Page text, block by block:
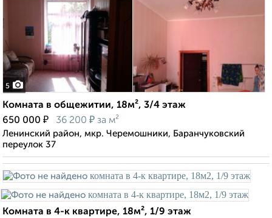
5
Комната в общежитии, 18м², 3/4 этаж
650 000 ₽ 36 200 ₽ за м²
Ленинский район, мкр. Черемошники, Баранчуковский
переулок 37
Комната в 4-к квартире, 18м², 1/9 этаж